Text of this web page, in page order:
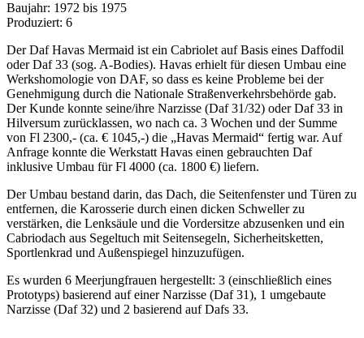
Baujahr: 1972 bis 1975
Produziert: 6
Der Daf Havas Mermaid ist ein Cabriolet auf Basis eines Daffodil
oder Daf 33 (sog. A-Bodies). Havas erhielt für diesen Umbau eine
Werkshomologie von DAF, so dass es keine Probleme bei der
Genehmigung durch die Nationale Straßenverkehrsbehörde gab.
Der Kunde konnte seine/ihre Narzisse (Daf 31/32) oder Daf 33 in
Hilversum zurücklassen, wo nach ca. 3 Wochen und der Summe
von Fl 2300,- (ca. € 1045,-) die „Havas Mermaid“ fertig war. Auf
Anfrage konnte die Werkstatt Havas einen gebrauchten Daf
inklusive Umbau für Fl 4000 (ca. 1800 €) liefern.
Der Umbau bestand darin, das Dach, die Seitenfenster und Türen zu
entfernen, die Karosserie durch einen dicken Schweller zu
verstärken, die Lenksäule und die Vordersitze abzusenken und ein
Cabriodach aus Segeltuch mit Seitensegeln, Sicherheitsketten,
Sportlenkrad und Außenspiegel hinzuzufügen.
Es wurden 6 Meerjungfrauen hergestellt: 3 (einschließlich eines
Prototyps) basierend auf einer Narzisse (Daf 31), 1 umgebaute
Narzisse (Daf 32) und 2 basierend auf Dafs 33.